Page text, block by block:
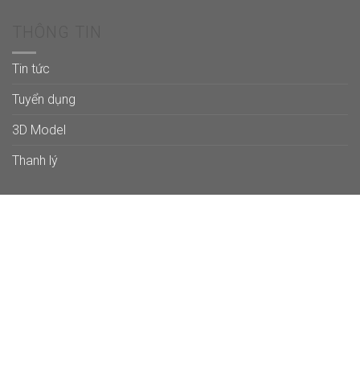
Tin tức
Tuyển dụng
3D Model
Thanh lý